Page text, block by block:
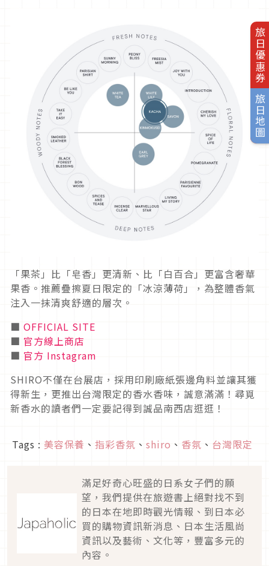
旅日優惠券
旅日地圖
「果茶」比「皂香」更清新、比「白百合」更富含奢華
果香。推薦疊擦夏日限定的「冰涼薄荷」，為整體香氣
注入一抹清爽舒適的層次。
■ OFFICIAL SITE
■ 官方線上商店
■ 官方 Instagram
SHIRO不僅在台展店，採用印刷廠紙張邊角料並讓其獲
得新生，更推出台灣限定的香水香味，誠意滿滿！尋覓
新香水的讀者們一定要記得到誠品南西店逛逛！
Tags : 美容保養 、 指彩香氛 、 shiro 、 香氛 、 台灣限定
滿足好奇心旺盛的日系女子們的願
望，我們提供在旅遊書上絕對找不到
的日本在地即時觀光情報、到日本必
買的購物資訊新消息、日本生活風尚
資訊以及藝術、文化等，豐富多元的
內容。